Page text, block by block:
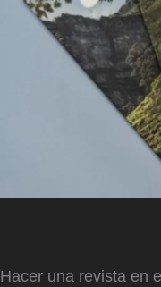
Hacer una revista en